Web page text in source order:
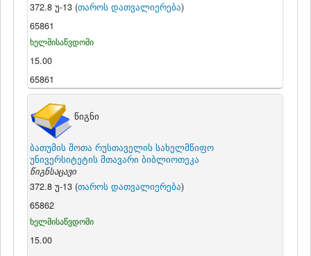
372.8 უ-13 (თაროს დათვალიერება)
65861
ხელმისაწვდომი
15.00
65861
წიგნი
ბათუმის შოთა რუსთაველის სახელმწიფო
უნივერსიტეტის მთავარი ბიბლიოთეკა
წიგნსაცავი
372.8 უ-13 (თაროს დათვალიერება)
65862
ხელმისაწვდომი
15.00